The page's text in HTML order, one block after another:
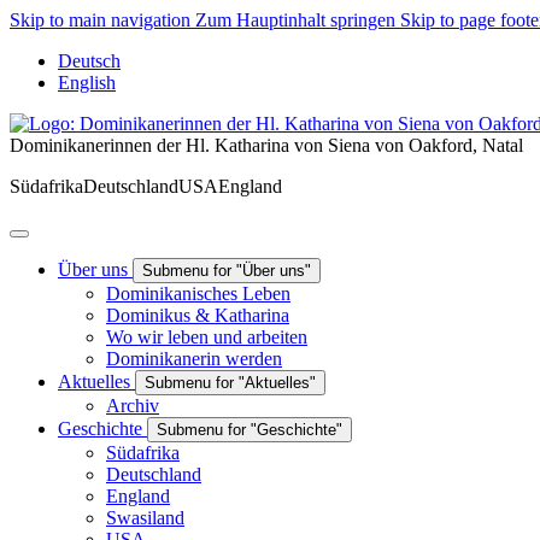
Skip to main navigation Zum Hauptinhalt springen Skip to page
Deutsch
English
Dominikanerinnen der Hl. Katharina von Siena von Oakford, Natal
SüdafrikaDeutschlandUSAEngland
Über uns Submenu for "Über uns"
Dominikanisches Leben
Dominikus & Katharina
Wo wir leben und arbeiten
Dominikanerin werden
Aktuelles
Submenu for "Aktuelles"
Archiv
Geschichte
Submenu for "Geschichte"
Südafrika
Deutschland
England
Swasiland